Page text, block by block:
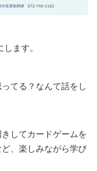
ます。
てる？なんて話をし
してカードゲームを
、楽しみながら学び